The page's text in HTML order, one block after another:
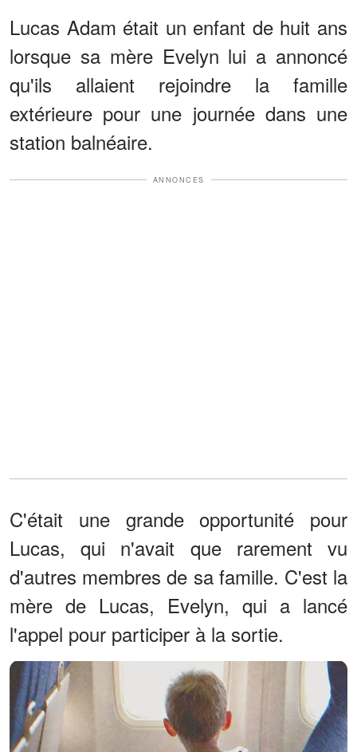
Lucas Adam était un enfant de huit ans
lorsque sa mère Evelyn lui a annoncé
qu'ils allaient rejoindre la famille
extérieure pour une journée dans une
station balnéaire.
ANNONCES
C'était une grande opportunité pour
Lucas, qui n'avait que rarement vu
d'autres membres de sa famille. C'est la
mère de Lucas, Evelyn, qui a lancé
l'appel pour participer à la sortie.